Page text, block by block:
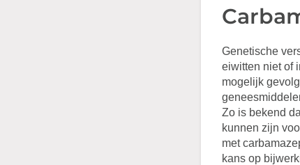
Genetische
eiwitten niet of
mogelijk
Zo is bekend
kunnen zijn
met
kans op